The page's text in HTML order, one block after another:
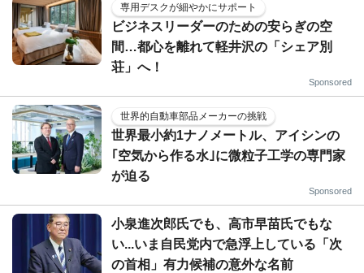
専用デスクが細やかにサポート
ビジネスリーダーのための安らぎの空
間…都心を離れて軽井沢の「シェア別
荘」へ！
Sponsored
世界的自動車部品メーカーの挑戦
世界最小約1ナノメートル、アイシンの
｢空気から作る水｣に微粒子工学の専門家
が迫る
Sponsored
小泉進次郎氏でも、高市早苗氏でもな
い...いま自民党内で急浮上している「次
の首相」有力候補の意外な名前